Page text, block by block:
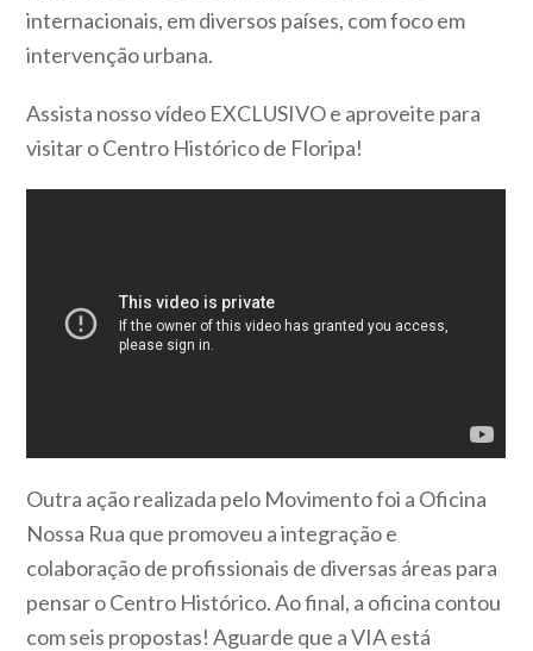
internacionais, em diversos países, com foco em
intervenção urbana.
Assista nosso vídeo EXCLUSIVO e aproveite para
visitar o Centro Histórico de Floripa!
Outra ação realizada pelo Movimento foi a Oficina
Nossa Rua que promoveu a integração e
colaboração de profissionais de diversas áreas para
pensar o Centro Histórico. Ao final, a oficina contou
com seis propostas! Aguarde que a VIA está